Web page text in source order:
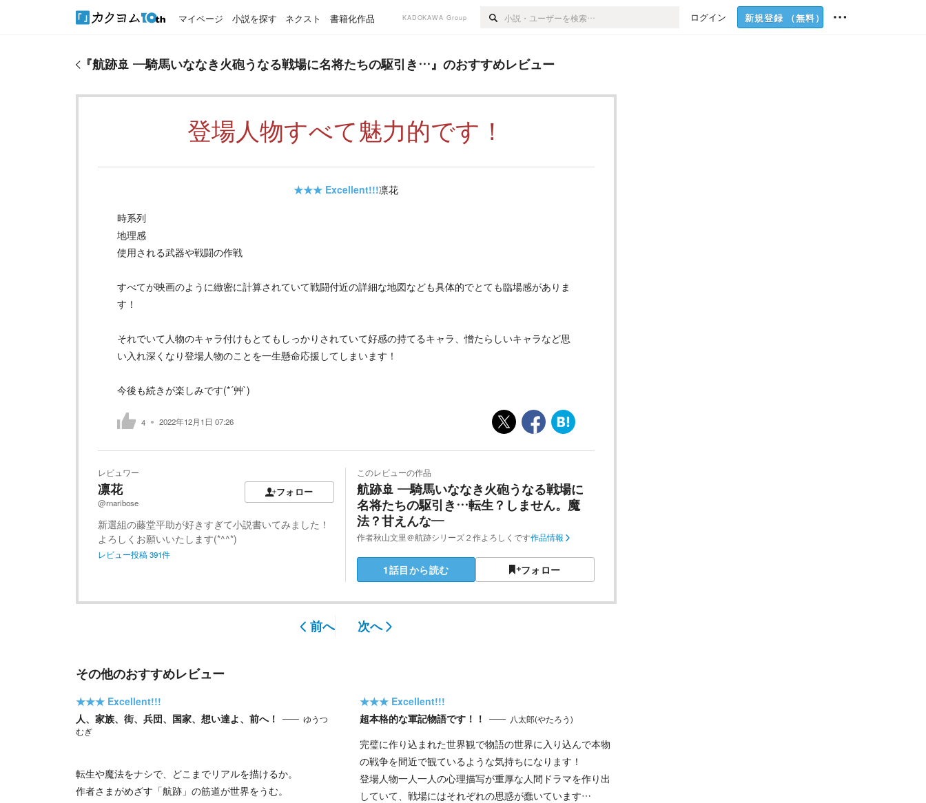
マイページ 小説を探す ネクスト 書籍化作品 KADOKAWA Group ログイン 新規登録 （無料）
『航跡🚢 ―騎馬いななき火砲うなる戦場に名将たちの駆引き…』のおすすめレビュー
登場人物すべて魅力的です！
★★★ Excellent!!!凛花
時系列
地理感
使用される武器や戦闘の作戦
すべてが映画のように緻密に計算されていて戦闘付近の詳細な地図なども具体的でとても臨場感がありま
す！
それでいて人物のキャラ付けもとてもしっかりされていて好感の持てるキャラ、憎たらしいキャラなど思
い入れ深くなり登場人物のことを一生懸命応援してしまいます！
今後も続きが楽しみです(*´艸`)
4 2022年12月1日 07:26
レビュワー
凛花
@rnaribose
フォロー
新選組の藤堂平助が好きすぎて小説書いてみました！
よろしくお願いいたします(*^^*)
レビュー投稿391件
このレビューの作品
航跡🚢 ―騎馬いななき火砲うなる戦場に
名将たちの駆引き…転生？しません。魔
法？甘えんな―
作者秋山文里＠航跡シリーズ２作よろしくです作品情報
1話目から読む フォロー
前へ 次へ
その他のおすすめレビュー
★★★ Excellent!!!
人、家族、街、兵団、国家、想い達よ、前へ！
ゆうつ
むぎ
転生や魔法をナシで、どこまでリアルを描けるか。
作者さまがめざす「航跡」の筋道が世界をうむ。
★★★ Excellent!!!
超本格的な軍記物語です！！
八太郎(やたろう)
完璧に作り込まれた世界観で物語の世界に入り込んで本物
の戦争を間近で観ているような気持ちになります！
登場人物一人一人の心理描写が重厚な人間ドラマを作り出
していて、戦場にはそれぞれの思惑が蠢いています…